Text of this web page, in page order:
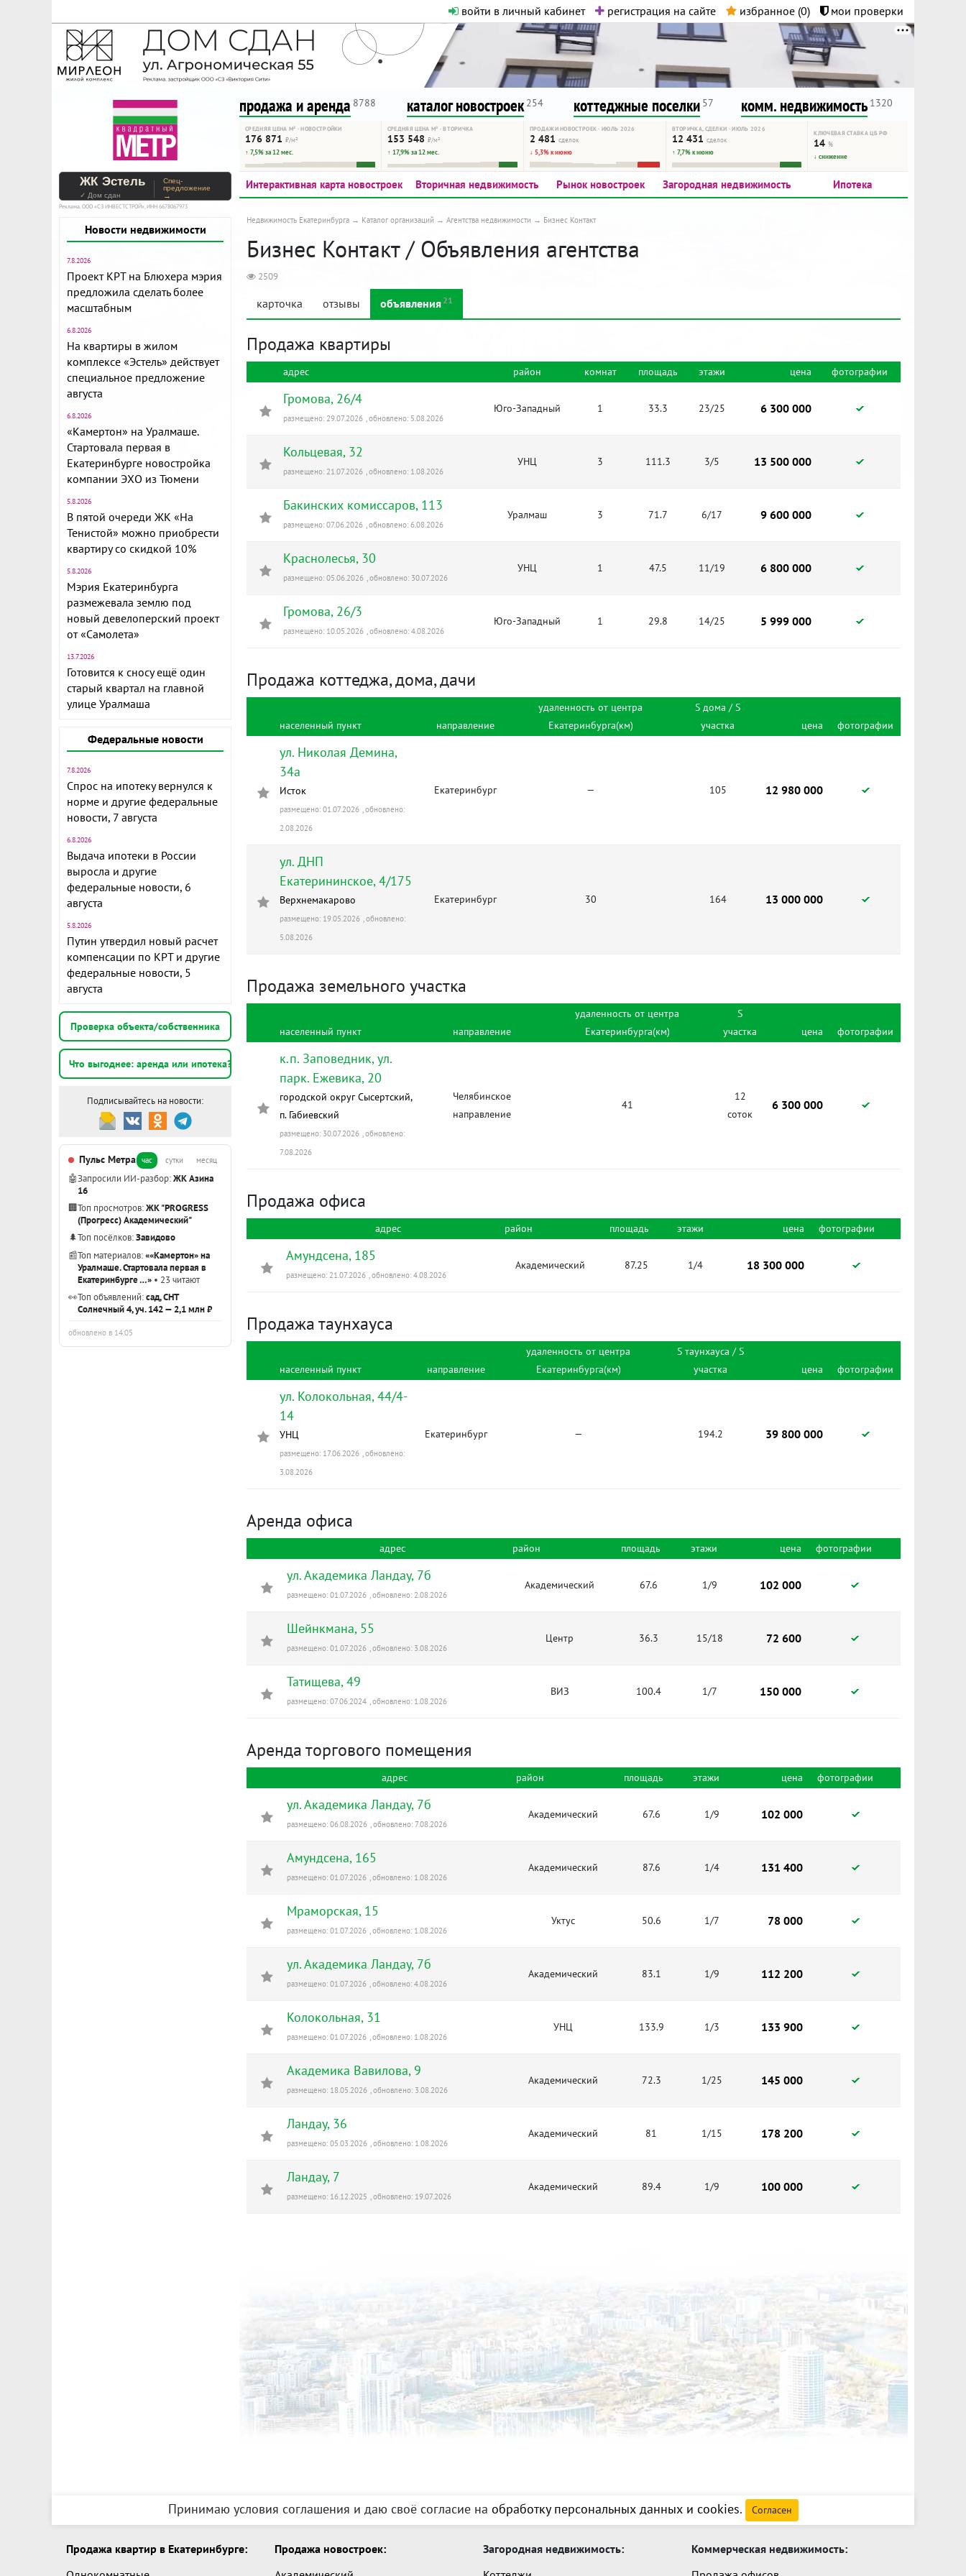
войти в личный кабинет регистрация на сайте избранное (0) мои проверки
На Метре реклама - только нормальная. Никакого шок-контента.
Помогайте независимому ресурсу, как он помогает вам. Удачи!
продажа и аренда 8788 каталог новостроек 254 коттеджные поселки 57 комм. недвижимость 1320
СРЕДНЯЯ ЦЕНА М² · НОВОСТРОЙКИ
176 871 ₽/м²
↑ 7,5% за 12 мес.
СРЕДНЯЯ ЦЕНА М² · ВТОРИЧКА
153 548 ₽/м²
↑ 17,9% за 12 мес.
ПРОДАЖИ НОВОСТРОЕК · ИЮЛЬ 2026
2 481 сделок
↓ 5,3% к июню
ВТОРИЧКА, СДЕЛКИ · ИЮЛЬ 2026
12 431 сделок
↑ 7,7% к июню
КЛЮЧЕВАЯ СТАВКА ЦБ РФ
14%
↓ снижение
ЖК Эстель
✓ Дом сдан
Спец-
предложение
→
Реклама. ООО «СЗ ИНВЕСТСТРОЙ», ИНН 6678067973
Новости недвижимости
7.8.2026
Проект КРТ на Блюхера мэрия
предложила сделать более
масштабным
6.8.2026
На квартиры в жилом
комплексе «Эстель» действует
специальное предложение
августа
6.8.2026
«Камертон» на Уралмаше.
Стартовала первая в
Екатеринбурге новостройка
компании ЭХО из Тюмени
5.8.2026
В пятой очереди ЖК «На
Тенистой» можно приобрести
квартиру со скидкой 10%
5.8.2026
Мэрия Екатеринбурга
размежевала землю под
новый девелоперский проект
от «Самолета»
13.7.2026
Готовится к сносу ещё один
старый квартал на главной
улице Уралмаша
Федеральные новости
7.8.2026
Спрос на ипотеку вернулся к
норме и другие федеральные
новости, 7 августа
6.8.2026
Выдача ипотеки в России
выросла и другие
федеральные новости, 6
августа
5.8.2026
Путин утвердил новый расчет
компенсации по КРТ и другие
федеральные новости, 5
августа
Проверка объекта/собственника
Что выгоднее: аренда или ипотека?
Подписывайтесь на новости:
Пульс Метра час сутки месяц
🤖Запросили ИИ-разбор:ЖК Азина
16
🏢Топ просмотров:ЖК "PROGRESS
(Прогресс) Академический"
🌲Топ посёлков:Завидово
📰Топ материалов:««Камертон» на
Уралмаше. Стартовала первая в
Екатеринбурге …» • 23 читают
👀Топ объявлений:сад, СНТ
Солнечный 4, уч. 142 — 2,1 млн ₽
обновлено в 14:05
Интерактивная карта новостроек Вторичная недвижимость Рынок новостроек Загородная недвижимость Ипотека
Недвижимость Екатеринбурга Каталог организаций Агентства недвижимости Бизнес Контакт
Бизнес Контакт / Объявления агентства
2509
карточка отзывы объявления 21
Продажа квартиры
адрес район комнат площадь этажи цена фотографии
Громова, 26/4
размещено: 29.07.2026 , обновлено: 5.08.2026
Юго-Западный 1 33.3 23/25 6 300 000
Кольцевая, 32
размещено: 21.07.2026 , обновлено: 1.08.2026
УНЦ 3 111.3 3/5 13 500 000
Бакинских комиссаров, 113
размещено: 07.06.2026 , обновлено: 6.08.2026
Уралмаш 3 71.7 6/17 9 600 000
Краснолесья, 30
размещено: 05.06.2026 , обновлено: 30.07.2026
УНЦ 1 47.5 11/19 6 800 000
Громова, 26/3
размещено: 10.05.2026 , обновлено: 4.08.2026
Юго-Западный 1 29.8 14/25 5 999 000
Продажа коттеджа, дома, дачи
населенный пункт направление
удаленность от центра
Екатеринбурга(км)
S дома / S
участка
цена фотографии
ул. Николая Демина,
34а
Исток
размещено: 01.07.2026 , обновлено:
2.08.2026
Екатеринбург — 105 12 980 000
ул. ДНП
Екатерининское, 4/175
Верхнемакарово
размещено: 19.05.2026 , обновлено:
5.08.2026
Екатеринбург 30 164 13 000 000
Продажа земельного участка
населенный пункт направление
удаленность от центра
Екатеринбурга(км)
S
участка
цена фотографии
к.п. Заповедник, ул.
парк. Ежевика, 20
городской округ Сысертский,
п. Габиевский
размещено: 30.07.2026 , обновлено:
7.08.2026
Челябинское
направление
41
12
соток
6 300 000
Продажа офиса
адрес район площадь этажи цена фотографии
Амундсена, 185
размещено: 21.07.2026 , обновлено: 4.08.2026
Академический 87.25 1/4 18 300 000
Продажа таунхауса
населенный пункт направление
удаленность от центра
Екатеринбурга(км)
S таунхауса / S
участка
цена фотографии
ул. Колокольная, 44/4-
14
УНЦ
размещено: 17.06.2026 , обновлено:
3.08.2026
Екатеринбург — 194.2 39 800 000
Аренда офиса
адрес район площадь этажи цена фотографии
ул. Академика Ландау, 7б
размещено: 01.07.2026 , обновлено: 2.08.2026
Академический 67.6 1/9 102 000
Шейнкмана, 55
размещено: 01.07.2026 , обновлено: 3.08.2026
Центр 36.3 15/18 72 600
Татищева, 49
размещено: 07.06.2024 , обновлено: 1.08.2026
ВИЗ 100.4 1/7 150 000
Аренда торгового помещения
адрес район площадь этажи цена фотографии
ул. Академика Ландау, 7б
размещено: 06.08.2026 , обновлено: 7.08.2026
Академический 67.6 1/9 102 000
Амундсена, 165
размещено: 01.07.2026 , обновлено: 1.08.2026
Академический 87.6 1/4 131 400
Мраморская, 15
размещено: 01.07.2026 , обновлено: 1.08.2026
Уктус 50.6 1/7 78 000
ул. Академика Ландау, 7б
размещено: 01.07.2026 , обновлено: 4.08.2026
Академический 83.1 1/9 112 200
Колокольная, 31
размещено: 01.07.2026 , обновлено: 1.08.2026
УНЦ 133.9 1/3 133 900
Академика Вавилова, 9
размещено: 18.05.2026 , обновлено: 3.08.2026
Академический 72.3 1/25 145 000
Ландау, 36
размещено: 05.03.2026 , обновлено: 1.08.2026
Академический 81 1/15 178 200
Ландау, 7
размещено: 16.12.2025 , обновлено: 19.07.2026
Академический 89.4 1/9 100 000
Принимаю условия соглашения и даю своё согласие на обработку персональных данных и cookies. Согласен
Продажа квартир в Екатеринбурге:
Продажа новостроек:
Загородная недвижимость:
Коммерческая недвижимость: